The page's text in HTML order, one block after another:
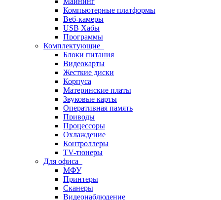
Компьютерные платформы
Веб-камеры
USB Хабы
Программы
Комплектующие
Блоки питания
Видеокарты
Жесткие диски
Корпуса
Материнские платы
Звуковые карты
Оперативная память
Приводы
Процессоры
Охлаждение
Контроллеры
TV-тюнеры
Для офиса
МФУ
Принтеры
Сканеры
Видеонаблюдение